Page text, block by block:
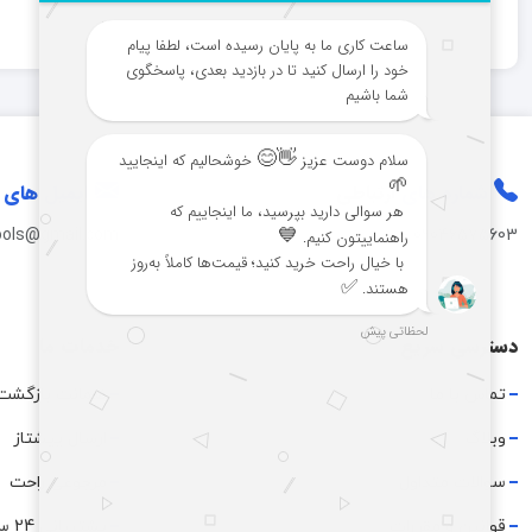
شماره هایارتباطی
09046575603
-
ایمیل
دسترسی سریع
تماس با ما
وبلاگ
سوالات متداول
قوانین و مقررات
ضمانت
ارسال پیشتاز
مرجوعی راحت